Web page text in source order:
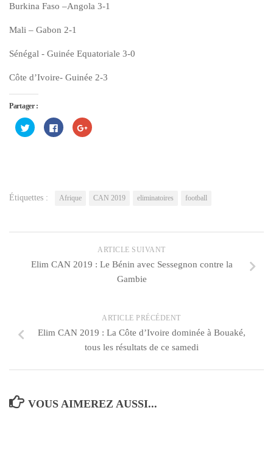
Burkina Faso –Angola 3-1
Mali – Gabon 2-1
Sénégal - Guinée Equatoriale 3-0
Côte d’Ivoire- Guinée 2-3
Partager :
Cliquez
pour
partager
Cliquez
pour
partager
Cliquez
pour
Étiquettes : Afrique CAN 2019 eliminatoires football
ARTICLE SUIVANT
Elim CAN 2019 : Le Bénin avec Sessegnon contre la
Gambie
ARTICLE PRÉCÉDENT
Elim CAN 2019 : La Côte d’Ivoire dominée à Bouaké,
tous les résultats de ce samedi
VOUS AIMEREZ AUSSI...